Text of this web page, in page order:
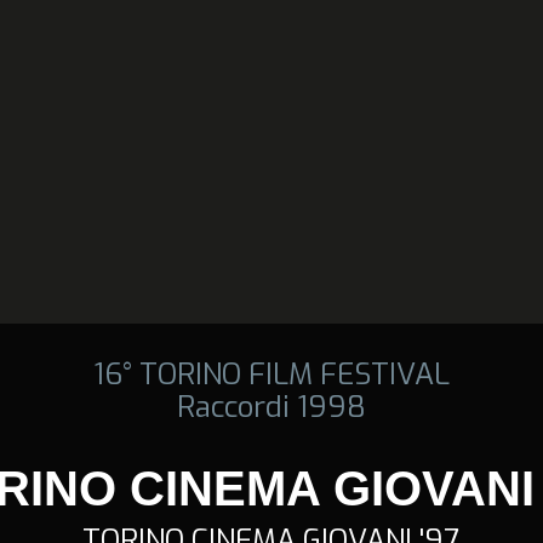
16° TORINO FILM FESTIVAL
Raccordi 1998
CINEMA